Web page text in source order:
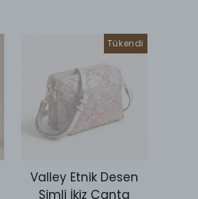
Tükendi
Valley Etnik Desen
Simli İkiz Çanta